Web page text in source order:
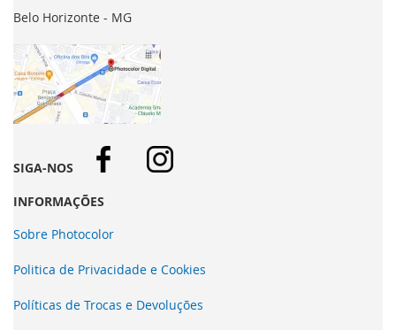
Belo Horizonte - MG
SIGA-NOS
INFORMAÇÕES
Sobre Photocolor
Politica de Privacidade e Cookies
Políticas de Trocas e Devoluções